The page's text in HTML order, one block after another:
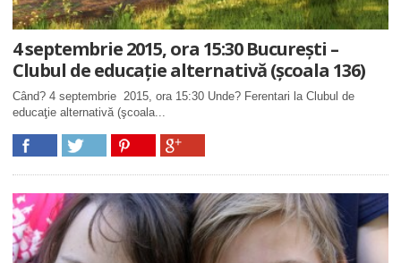
4 septembrie 2015, ora 15:30 Bucureşti –
Clubul de educaţie alternativă (şcoala 136)
Când? 4 septembrie 2015, ora 15:30 Unde? Ferentari la Clubul de
educaţie alternativă (şcoala...